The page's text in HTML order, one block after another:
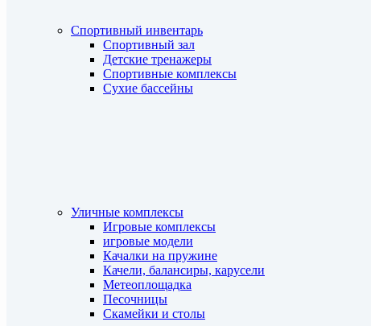
Спортивный инвентарь
Спортивный зал
Детские тренажеры
Спортивные комплексы
Сухие бассейны
Уличные комплексы
Игровые комплексы
игровые модели
Качалки на пружине
Качели, балансиры, карусели
Метеоплощадка
Песочницы
Скамейки и столы